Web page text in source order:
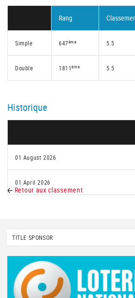
Rang
Simple 647ème 5.5
Double 1811ème 5.5
Historique
01 August 2026
01 April 2026
Retour aux classement
TITLE SPONSOR